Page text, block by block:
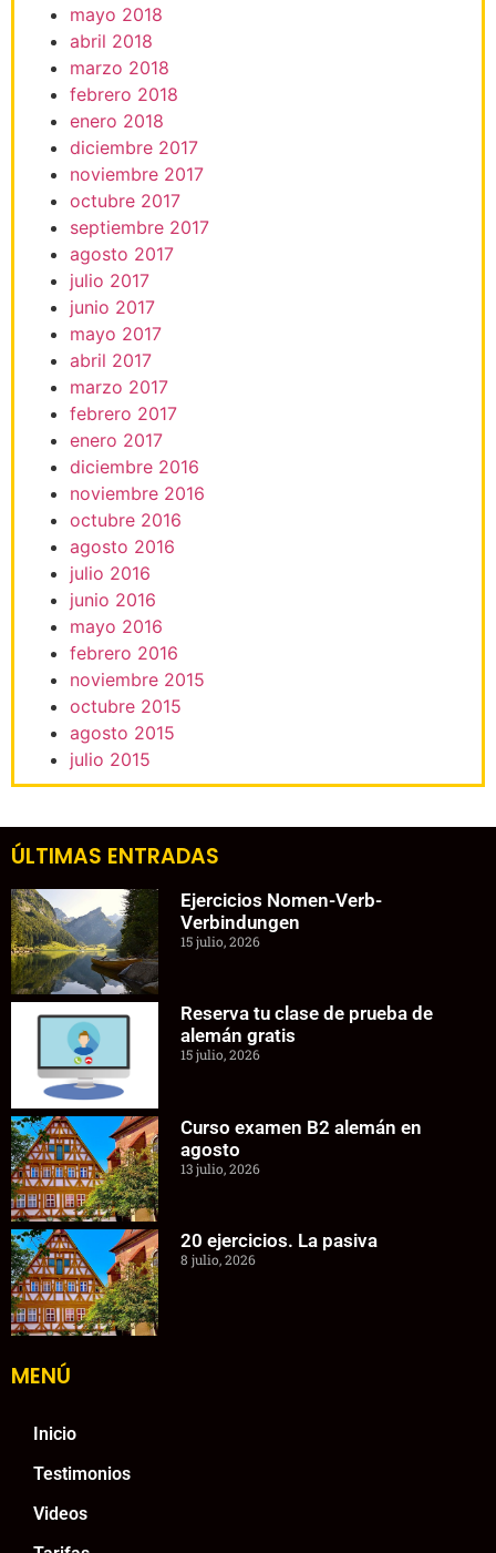
mayo 2018
abril 2018
marzo 2018
febrero 2018
enero 2018
diciembre 2017
noviembre 2017
octubre 2017
septiembre 2017
agosto 2017
julio 2017
junio 2017
mayo 2017
abril 2017
marzo 2017
febrero 2017
enero 2017
diciembre 2016
noviembre 2016
octubre 2016
agosto 2016
julio 2016
junio 2016
mayo 2016
febrero 2016
noviembre 2015
octubre 2015
agosto 2015
julio 2015
ÚLTIMAS ENTRADAS
Ejercicios Nomen-Verb-
Verbindungen
15 julio, 2026
Reserva tu clase de prueba de
alemán gratis
15 julio, 2026
Curso examen B2 alemán en
agosto
13 julio, 2026
20 ejercicios. La pasiva
8 julio, 2026
MENÚ
Inicio
Testimonios
Videos